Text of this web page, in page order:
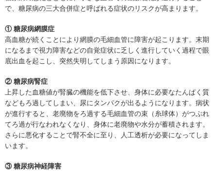
で、糖尿病の三大合併症と呼ばれる症状のリスクが高まります。
① 糖尿病網膜症
高血糖が続くことにより網膜の毛細血管に障害が起こります。末期
になるまで視力障害などの自覚症状に乏しく進行していく過程で眼
底出血を起こし、突然失明してしまう原因になります。
② 糖尿病腎症
上昇した血糖値が腎臓の機能を低下させ、身体に必要なたんぱく質
などもろ過してしまい、尿にタンパクが出るようになります。病状
が進行すると、老廃物をろ過する毛細血管の束（糸球体）がつぶれ
てろ過が行なわれなくなり、身体に老廃物や水分が蓄積されます。
さらに悪化することで腎不全に至り、人工透析が必要になってしま
います。
③ 糖尿病神経障害